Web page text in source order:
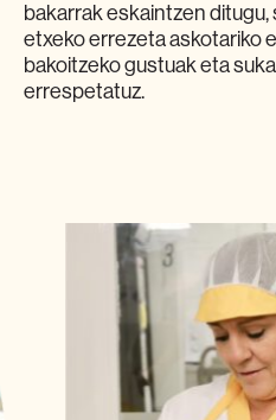
bakarrak eskaintzen
etxeko errezeta askotariko
bakoitzeko gustuak eta
errespetatuz.